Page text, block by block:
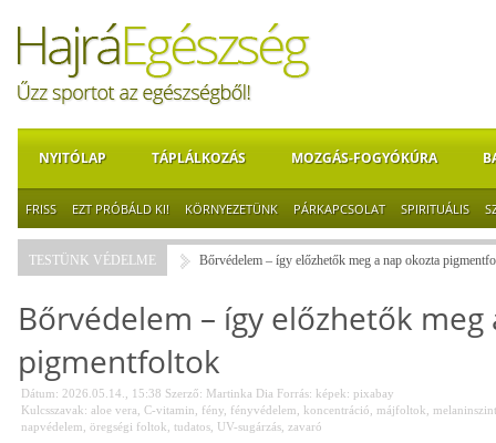
NYITÓLAP TÁPLÁLKOZÁS MOZGÁS-FOGYÓKÚRA
FRISS EZT PRÓBÁLD KI! KÖRNYEZETÜNK PÁRKAPCSOLAT SPIRITUÁLIS
TESTÜNK VÉDELME Bőrvédelem – így előzhetők meg a nap okozta
Bőrvédelem – így előzhetők
pigmentfoltok
Dátum: 2026.05.14., 15:38 Szerző: Martinka Dia Forrás: képek: pixabay
Kulcsszavak: aloe vera C-vitamin fény fényvédelem koncentráció májfoltok
melaninszint
napvédelem öregségi foltok tudatos UV-sugárzás zavaró